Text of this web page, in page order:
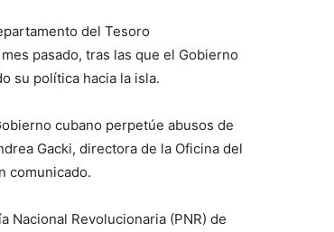
del Tesoro
pasado, tras las que el Gobierno
su política hacia la isla.
cubano perpetúe abusos de
Gacki, directora de la Oficina del
comunicado.
Nacional Revolucionaria (PNR) de